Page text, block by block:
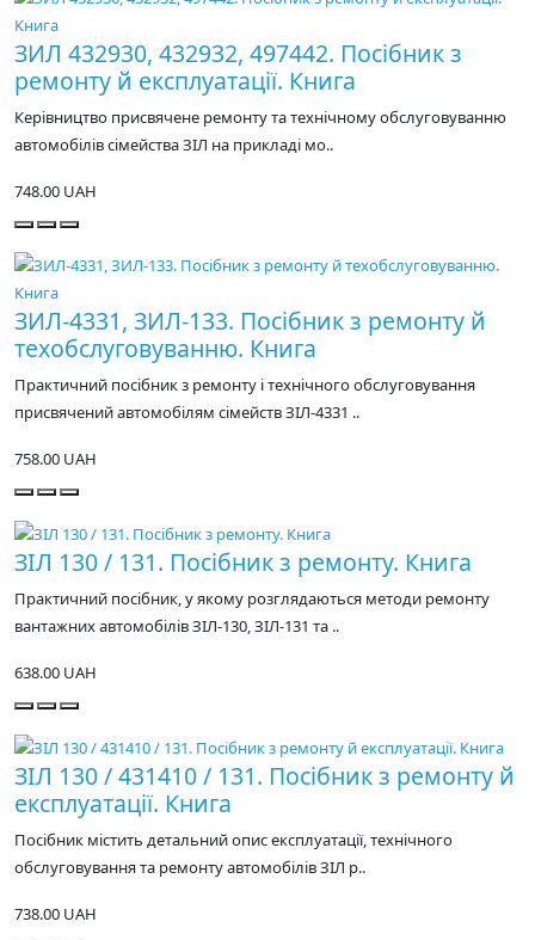
ЗИЛ 432930, 432932, 497442. Посібник з
ремонту й експлуатації. Книга
Керівництво присвячене ремонту та технічному обслуговуванню
автомобілів сімейства ЗІЛ на прикладі мо..
748.00 UAH
ЗИЛ-4331, ЗИЛ-133. Посібник з ремонту й
техобслуговуванню. Книга
Практичний посібник з ремонту і технічного обслуговування
присвячений автомобілям сімейств ЗІЛ-4331 ..
758.00 UAH
ЗІЛ 130 / 131. Посібник з ремонту. Книга
Практичний посібник, у якому розглядаються методи ремонту
вантажних автомобілів ЗІЛ-130, ЗІЛ-131 та ..
638.00 UAH
ЗІЛ 130 / 431410 / 131. Посібник з ремонту й
експлуатації. Книга
Посібник містить детальний опис експлуатації, технічного
обслуговування та ремонту автомобілів ЗІЛ р..
738.00 UAH